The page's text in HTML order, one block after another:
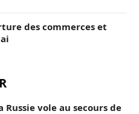
des commerces et
vole au secours de